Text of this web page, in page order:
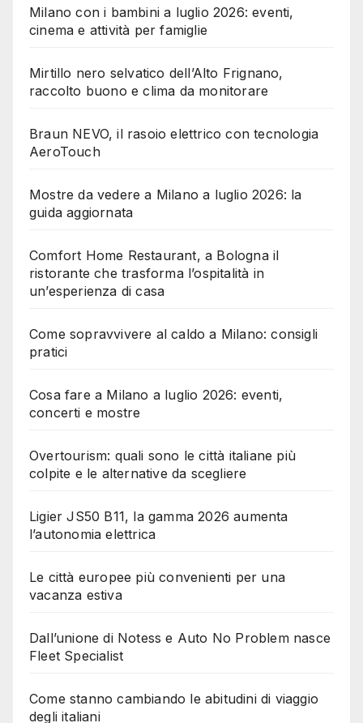
Milano con i bambini a luglio 2026: eventi,
cinema e attività per famiglie
Mirtillo nero selvatico dell’Alto Frignano,
raccolto buono e clima da monitorare
Braun NEVO, il rasoio elettrico con tecnologia
AeroTouch
Mostre da vedere a Milano a luglio 2026: la
guida aggiornata
Comfort Home Restaurant, a Bologna il
ristorante che trasforma l’ospitalità in
un’esperienza di casa
Come sopravvivere al caldo a Milano: consigli
pratici
Cosa fare a Milano a luglio 2026: eventi,
concerti e mostre
Overtourism: quali sono le città italiane più
colpite e le alternative da scegliere
Ligier JS50 B11, la gamma 2026 aumenta
l’autonomia elettrica
Le città europee più convenienti per una
vacanza estiva
Dall’unione di Notess e Auto No Problem nasce
Fleet Specialist
Come stanno cambiando le abitudini di viaggio
degli italiani